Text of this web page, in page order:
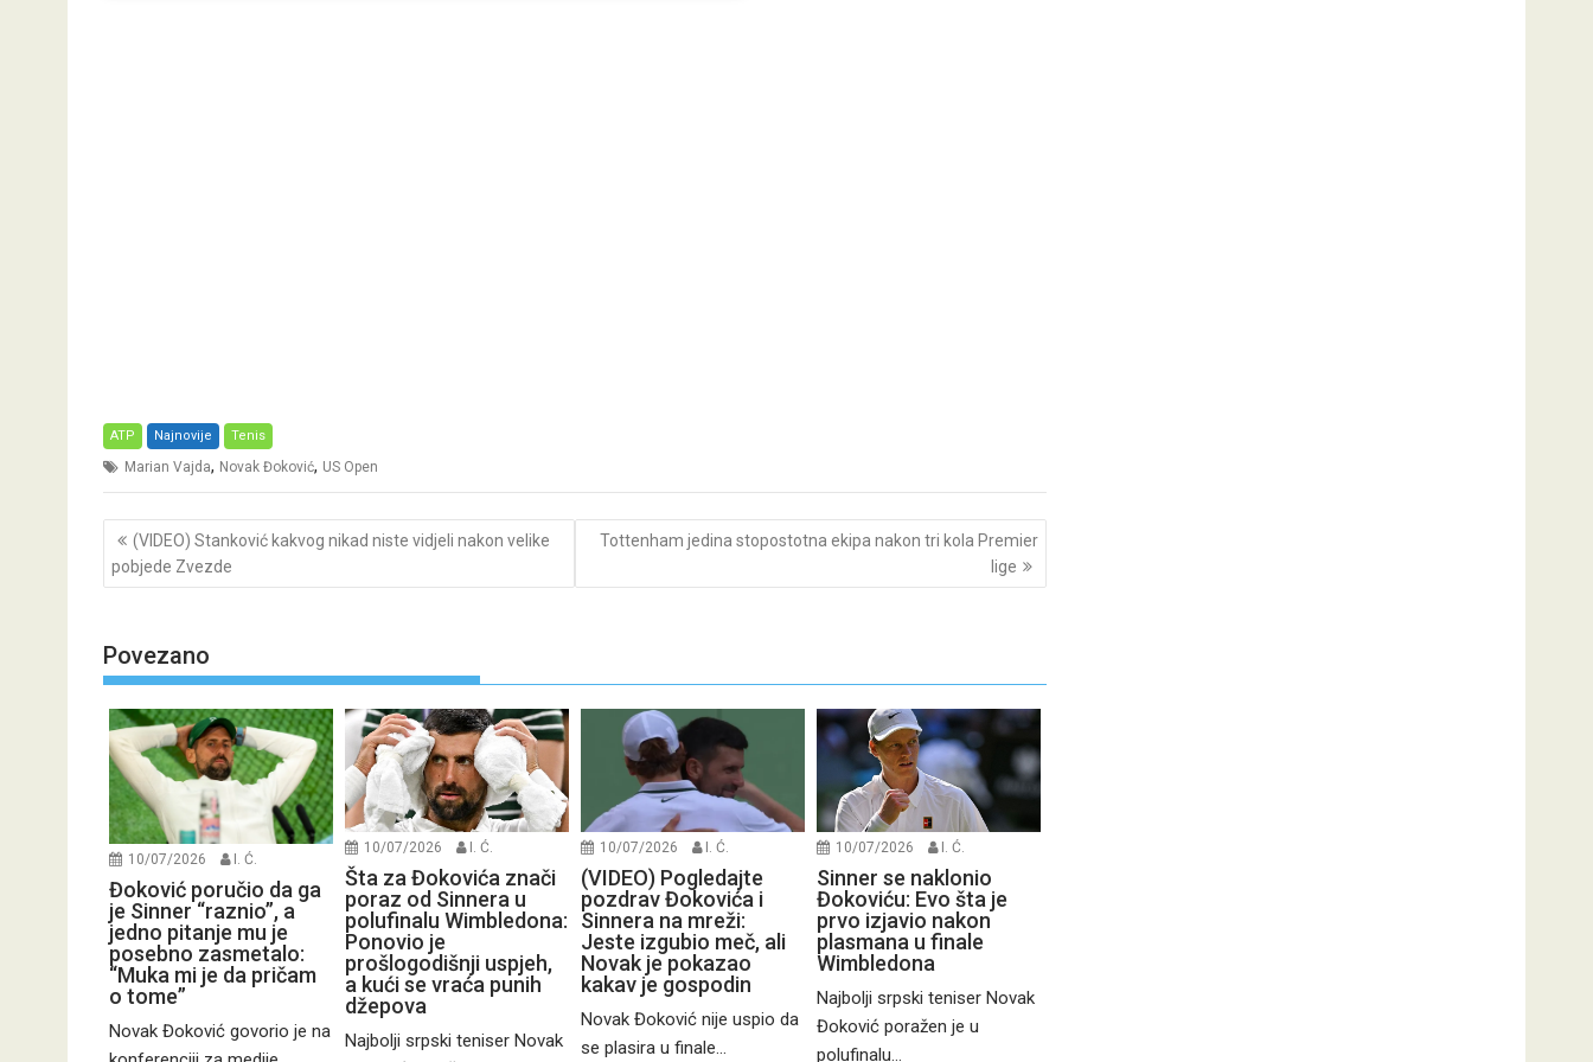
ATP Najnovije Tenis
Marian Vajda, Novak Đoković, US Open
Post
navigation
(VIDEO) Stanković kakvog nikad niste vidjeli nakon velike
pobjede Zvezde
Tottenham jedina stopostotna ekipa nakon tri kola Premier
lige
Povezano
10/07/2026 I. Ć.
Đoković poručio da ga
je Sinner “raznio”, a
jedno pitanje mu je
posebno zasmetalo:
“Muka mi je da pričam
o tome”
Novak Đoković govorio je na
10/07/2026 I. Ć.
Šta za Đokovića znači
poraz od Sinnera u
polufinalu Wimbledona:
Ponovio je
prošlogodišnji uspjeh,
a kući se vraća punih
džepova
Najbolji srpski teniser Novak
10/07/2026 I. Ć.
(VIDEO) Pogledajte
pozdrav Đokovića i
Sinnera na mreži:
Jeste izgubio meč, ali
Novak je pokazao
kakav je gospodin
Novak Đoković nije uspio da
se plasira u finale...
10/07/2026 I. Ć.
Sinner se naklonio
Đokoviću: Evo šta je
prvo izjavio nakon
plasmana u finale
Wimbledona
Najbolji srpski teniser Novak
Đoković poražen je u
polufinalu...